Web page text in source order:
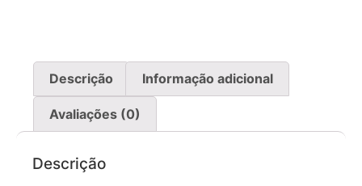
Descrição Informação adicional
Avaliações (0)
Descrição